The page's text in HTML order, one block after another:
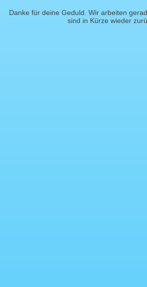
Danke für deine Geduld. Wir arbeiten
sind in Kürze wieder